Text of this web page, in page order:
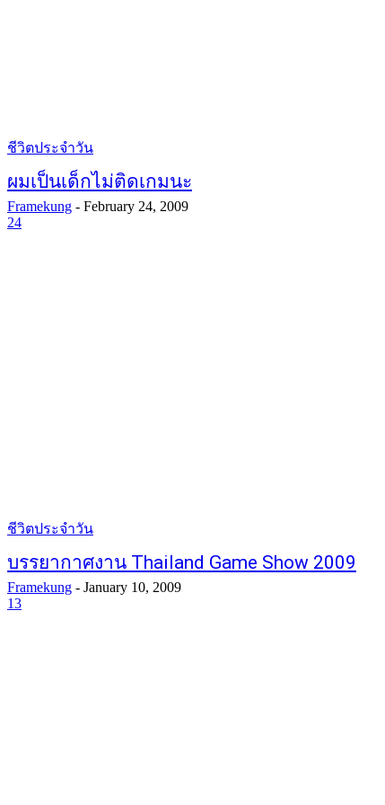
ชีวิตประจำวัน
ผมเป็นเด็กไม่ติดเกมนะ
Framekung - February 24, 2009
24
ชีวิตประจำวัน
บรรยากาศงาน Thailand Game Show 2009
Framekung - January 10, 2009
13